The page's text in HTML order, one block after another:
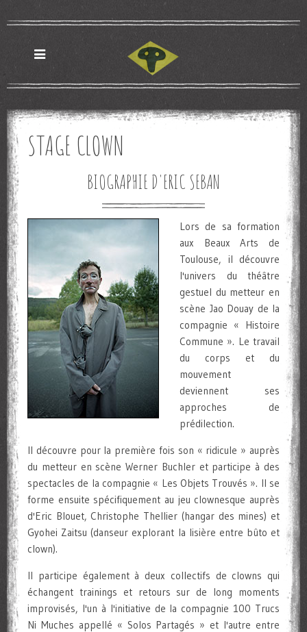
STAGE CLOWN
BIOGRAPHIE D'ERIC SEBAN
Lors de sa formation
aux Beaux Arts de
Toulouse, il découvre
l'univers du théâtre
gestuel du metteur en
scène Jao Douay de la
compagnie « Histoire
Commune ». Le travail
du corps et du
mouvement
deviennent ses
approches de
prédilection.
Il découvre pour la première fois son « ridicule » auprès
du metteur en scène Werner Buchler et participe à des
spectacles de la compagnie « Les Objets Trouvés ». Il se
forme ensuite spécifiquement au jeu clownesque auprès
d'Eric Blouet, Christophe Thellier (hangar des mines) et
Gyohei Zaitsu (danseur explorant la lisière entre bûto et
clown).
Il participe également à deux collectifs de clowns qui
échangent trainings et retours sur de long moments
improvisés, l'un à l'initiative de la compagnie 100 Trucs
Ni Muches appellé « Solos Partagés » et l'autre entre